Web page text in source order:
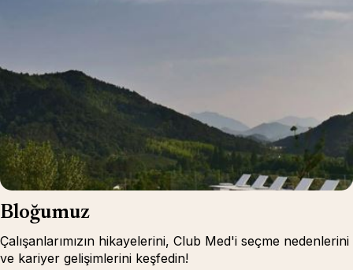
Bloğumuz
Çalışanlarımızın hikayelerini, Club Med'i seçme nedenlerini
ve kariyer gelişimlerini keşfedin!